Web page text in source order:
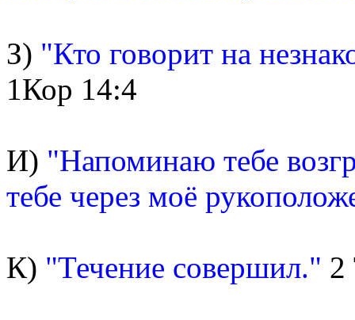
З) "Кто говорит на
1Кор 14:4
И) "Напоминаю тебе
тебе через моё
К) "Течение совершил." 2